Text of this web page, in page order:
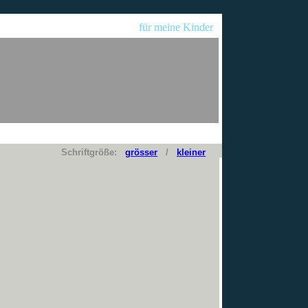
für meine Kinder
Schriftgröße: grösser / kleiner